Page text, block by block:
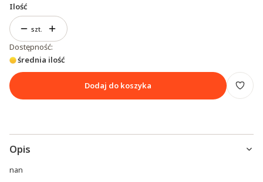
Ilość
szt.
Dostępność:
średnia ilość
Dodaj do koszyka
Opis
nan